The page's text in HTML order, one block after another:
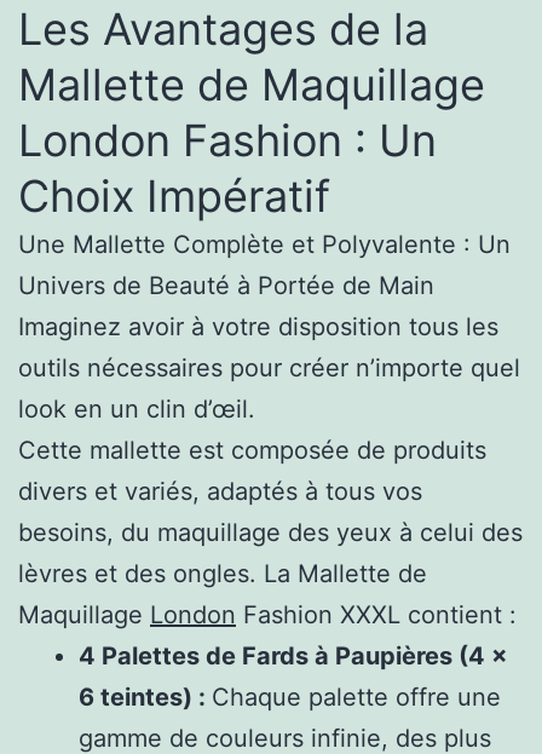
Les Avantages de la
Mallette de Maquillage
London Fashion : Un
Choix Impératif
Une Mallette Complète et Polyvalente : Un
Univers de Beauté à Portée de Main
Imaginez avoir à votre disposition tous les
outils nécessaires pour créer n’importe quel
look en un clin d’œil.
Cette mallette est composée de produits
divers et variés, adaptés à tous vos
besoins, du maquillage des yeux à celui des
lèvres et des ongles. La Mallette de
Maquillage London Fashion XXXL contient :
4 Palettes de Fards à Paupières (4 x
6 teintes) : Chaque palette offre une
gamme de couleurs infinie, des plus